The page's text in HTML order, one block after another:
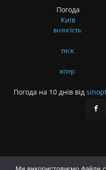
Погода
Київ
вологість:
тиск:
вітер:
Погода на 10 днів від